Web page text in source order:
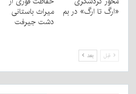
«ارگ تا ارگ» در بم
میراث باستانی
دشت جیرفت
قبل بعد